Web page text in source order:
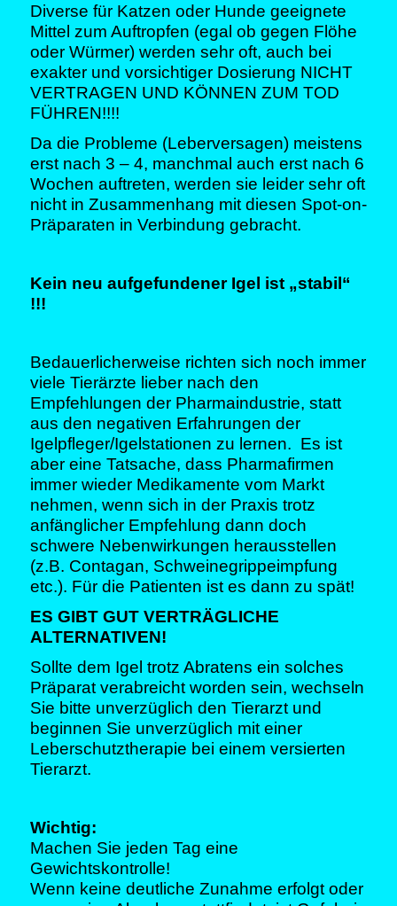
Diverse für Katzen oder Hunde geeignete
Mittel zum Auftropfen (egal ob gegen Flöhe
oder Würmer) werden sehr oft, auch bei
exakter und vorsichtiger Dosierung NICHT
VERTRAGEN UND KÖNNEN ZUM TOD
FÜHREN!!!!
Da die Probleme (Leberversagen) meistens
erst nach 3 – 4, manchmal auch erst nach 6
Wochen auftreten, werden sie leider sehr oft
nicht in Zusammenhang mit diesen Spot-on-
Präparaten in Verbindung gebracht.
Kein neu aufgefundener Igel ist „stabil“
!!!
Bedauerlicherweise richten sich noch immer
viele Tierärzte lieber nach den
Empfehlungen der Pharmaindustrie, statt
aus den negativen Erfahrungen der
Igelpfleger/Igelstationen zu lernen. Es ist
aber eine Tatsache, dass Pharmafirmen
immer wieder Medikamente vom Markt
nehmen, wenn sich in der Praxis trotz
anfänglicher Empfehlung dann doch
schwere Nebenwirkungen herausstellen
(z.B. Contagan, Schweinegrippeimpfung
etc.). Für die Patienten ist es dann zu spät!
ES GIBT GUT VERTRÄGLICHE
ALTERNATIVEN!
Sollte dem Igel trotz Abratens ein solches
Präparat verabreicht worden sein, wechseln
Sie bitte unverzüglich den Tierarzt und
beginnen Sie unverzüglich mit einer
Leberschutztherapie bei einem versierten
Tierarzt.
Wichtig:
Machen Sie jeden Tag eine
Gewichtskontrolle!
Wenn keine deutliche Zunahme erfolgt oder